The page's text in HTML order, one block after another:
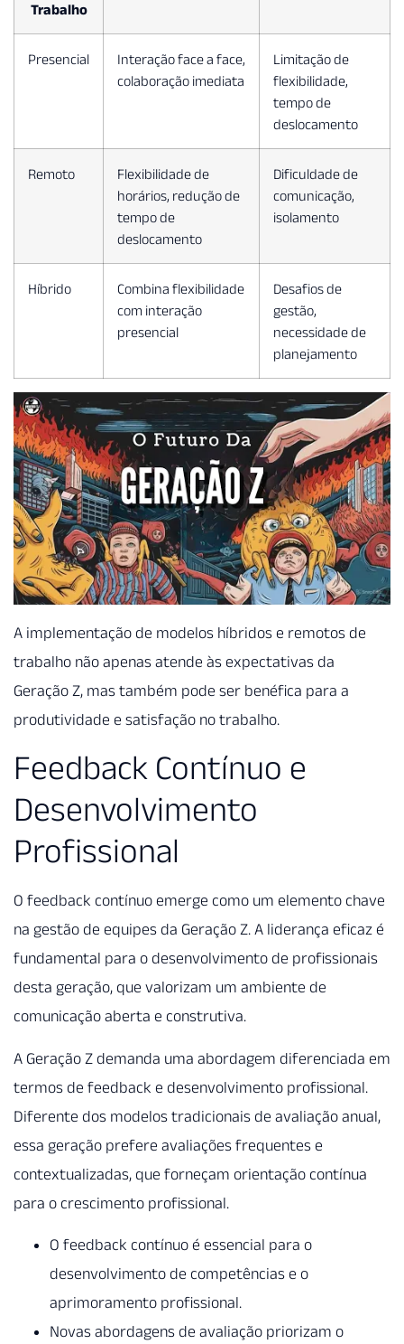
Trabalho
Presencial
Interação face a face,
colaboração imediata
Limitação de
flexibilidade,
tempo de
deslocamento
Remoto
Flexibilidade de
horários, redução de
tempo de
deslocamento
Dificuldade de
comunicação,
isolamento
Híbrido
Combina flexibilidade
com interação
presencial
Desafios de
gestão,
necessidade de
planejamento
A implementação de modelos híbridos e remotos de
trabalho não apenas atende às expectativas da
Geração Z, mas também pode ser benéfica para a
produtividade e satisfação no trabalho.
Feedback Contínuo e
Desenvolvimento
Profissional
O feedback contínuo emerge como um elemento chave
na gestão de equipes da Geração Z. A liderança eficaz é
fundamental para o desenvolvimento de profissionais
desta geração, que valorizam um ambiente de
comunicação aberta e construtiva.
A Geração Z demanda uma abordagem diferenciada em
termos de feedback e desenvolvimento profissional.
Diferente dos modelos tradicionais de avaliação anual,
essa geração prefere avaliações frequentes e
contextualizadas, que forneçam orientação contínua
para o crescimento profissional.
O feedback contínuo é essencial para o
desenvolvimento de competências e o
aprimoramento profissional.
Novas abordagens de avaliação priorizam o